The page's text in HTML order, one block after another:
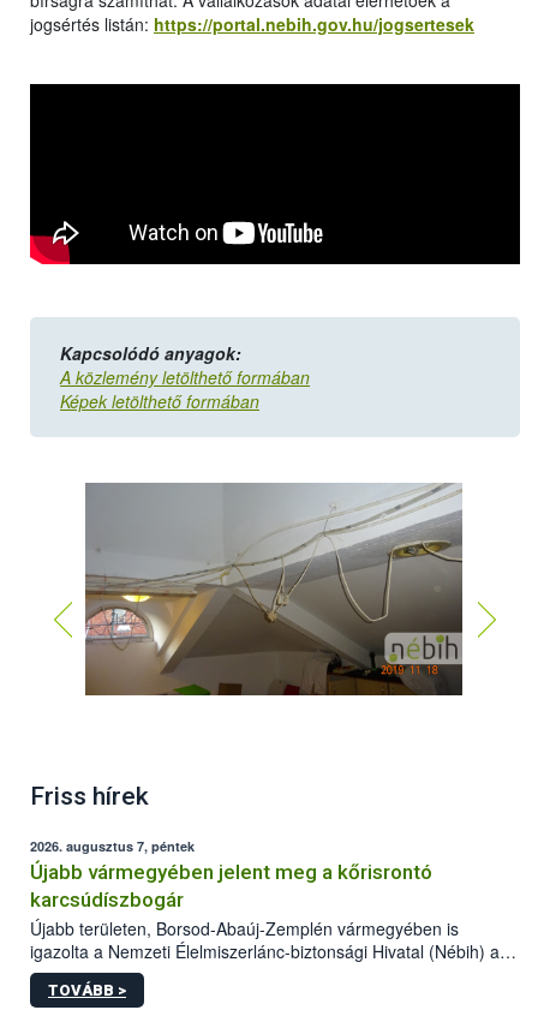
jogsértés listán: https://portal.nebih.gov.hu/jogsertesek
Kapcsolódó anyagok:
A közlemény letölthető formában
Képek letölthető formában
Friss hírek
2026. augusztus 7, péntek
Újabb vármegyében jelent meg a kőrisrontó
karcsúdíszbogár
Újabb területen, Borsod-Abaúj-Zemplén vármegyében is
igazolta a Nemzeti Élelmiszerlánc-biztonsági Hivatal (Nébih) a
kőrisrontó karcsúdíszbogár (Agrilus planipennis) jelenlétét. A
kártevőt nem csak színcsapdában találták meg, de már fertőzött
TOVÁBB >